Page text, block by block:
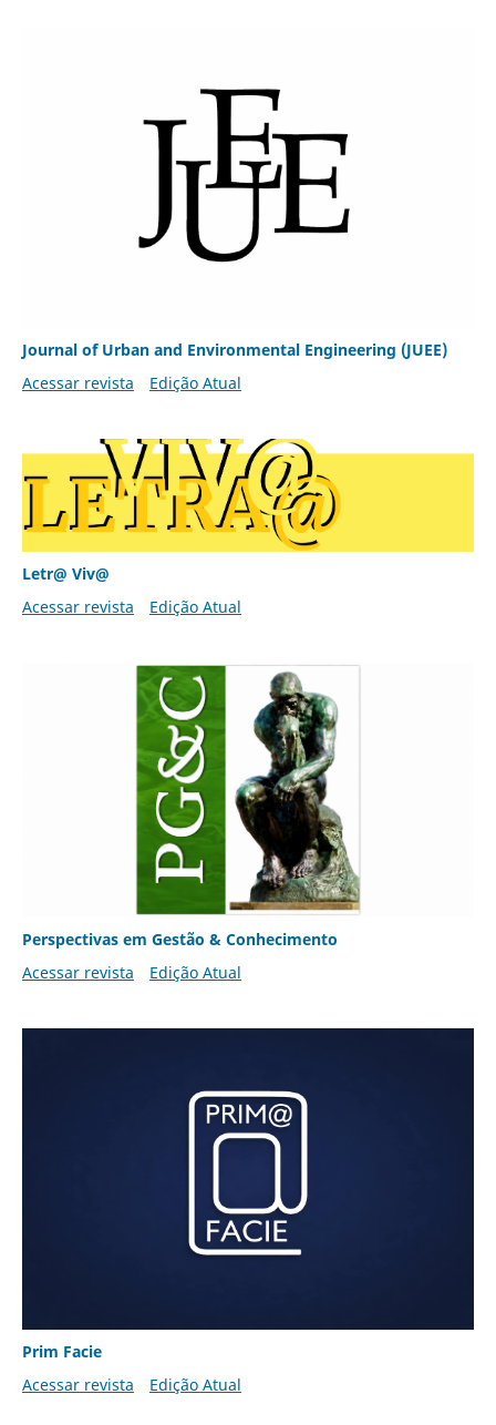
Journal of Urban and Environmental Engineering (JUEE)
Acessar revista
Edição Atual
Letr@ Viv@
Acessar revista
Edição Atual
Perspectivas em Gestão & Conhecimento
Acessar revista
Edição Atual
Prim Facie
Acessar revista
Edição Atual